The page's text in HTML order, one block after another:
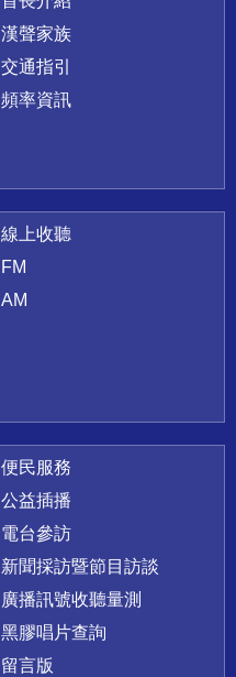
漢聲家族
交通指引
頻率資訊
線上收聽
FM
AM
便民服務
公益插播
電台參訪
新聞採訪暨節目訪談
廣播訊號收聽量測
黑膠唱片查詢
留言版